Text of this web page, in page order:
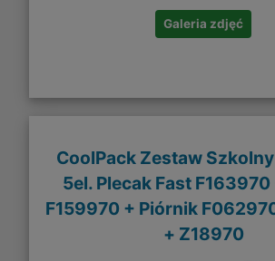
Galeria zdjęć
CoolPack Zestaw
5el. Plecak Fast
F159970 + Piórnik
+ Z18970